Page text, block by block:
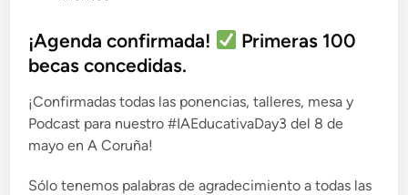
c
a
o
e
n
¡Agenda confirmada!
Primeras 100
becas concedidas.
¡Confirmadas todas las ponencias, talleres, mesa y
Podcast para nuestro #IAEducativaDay3 del 8 de
mayo en A Coruña!
Sólo tenemos palabras de agradecimiento a todas las